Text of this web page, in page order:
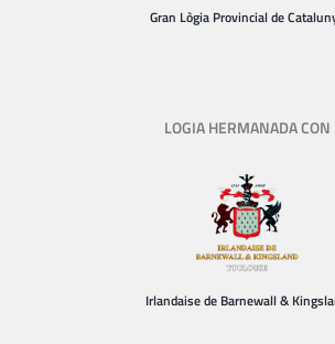
Gran Lògia Provincial de
LOGIA HERMANADA CON
Irlandaise de Barnewall &